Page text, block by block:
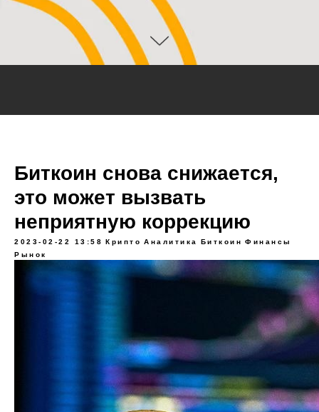
Биткоин снова снижается,
это может вызвать
неприятную коррекцию
2023-02-22 13:58 Крипто Аналитика Биткоин Финансы
Рынок